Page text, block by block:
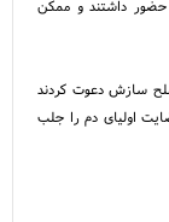
حضور داشتند و ممکن
صلح سازش دعوت کردند
مدت رضایت اولیای دم را جلب